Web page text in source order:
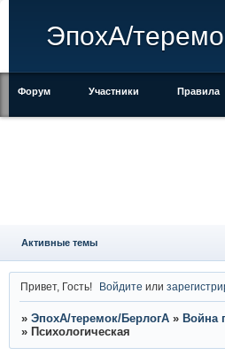
ЭпохА/
Форум Участники Правила
Активные темы
Привет, Гость! Войдите или
» ЭпохА/теремок/БерлогА » Война
» Психологическая